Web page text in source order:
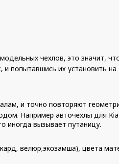
чехлов, это значит,
попытавшись их установить на
и точно повторяют
Например авточехлы для
иногда вызывает путаницу.
велюр,экозамша), цвета